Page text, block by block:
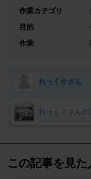
作業カテゴリ
目的
作業
れっく☆さん
れっく☆さんの
この記事を見